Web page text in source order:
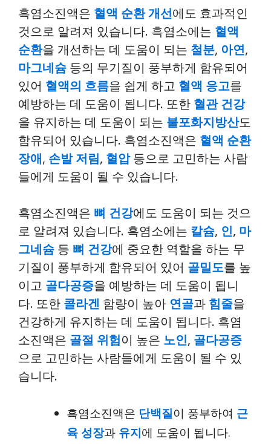
흑염소진액은 혈액 순환 개선에도 효과적인
것으로 알려져 있습니다. 흑염소에는 혈액
순환을 개선하는 데 도움이 되는 철분, 아연,
마그네슘 등의 무기질이 풍부하게 함유되어
있어 혈액의 흐름을 쉽게 하고 혈액 응고를
예방하는 데 도움이 됩니다. 또한 혈관 건강
을 유지하는 데 도움이 되는 불포화지방산도
함유되어 있습니다. 흑염소진액은 혈액 순환
장애, 손발 저림, 혈압등으로 고민하는 사람
들에게 도움이 될 수 있습니다.
흑염소진액은 뼈 건강에도 도움이 되는 것으
로 알려져 있습니다. 흑염소에는 칼슘, 인, 마
그네슘 등 뼈 건강에 중요한 역할을 하는 무
기질이 풍부하게 함유되어 있어 골밀도를 높
이고 골다공증을 예방하는 데 도움이 됩니
다. 또한 콜라겐 함량이 높아 연골과 힘줄을
건강하게 유지하는 데 도움이 됩니다. 흑염
소진액은 골절 위험이 높은 노인, 골다공증
으로 고민하는 사람들에게 도움이 될 수 있
습니다.
흑염소진액은 단백질이 풍부하여 근
육 성장과 유지에 도움이 됩니다.